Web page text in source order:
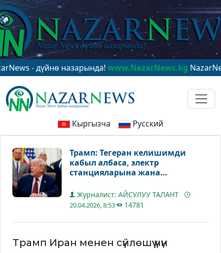
- дүйнө назарында!www.NazarNews.kgNazarNews - в
Кыргызча Русский
Трамп: Тегеран келишимди
кабыл албаса, электр
станцияларына жана
Журналист: АЙСУЛУУ ТАЛАНТ
20.04.2026, 8:53 14781
Трамп Иран менен сүйлөшүү үчүн